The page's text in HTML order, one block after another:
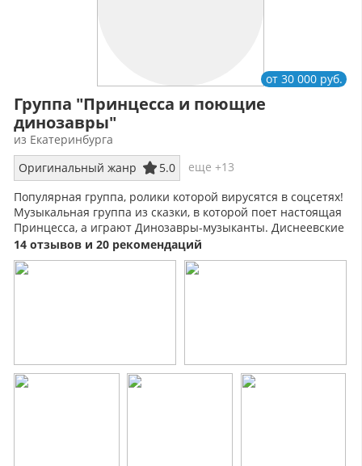
Группа "Принцесса и поющие
динозавры"
от 30 000 руб.
из Екатеринбурга
Оригинальный жанр
5.0
еще +13
Популярная группа, ролики которой вирусятся в соцсетях!
Музыкальная группа из сказки, в которой поет настоящая
Принцесса, а играют Динозавры-музыканты. Диснеевские
песни и тренды!
14 отзывов и 20 рекомендаций